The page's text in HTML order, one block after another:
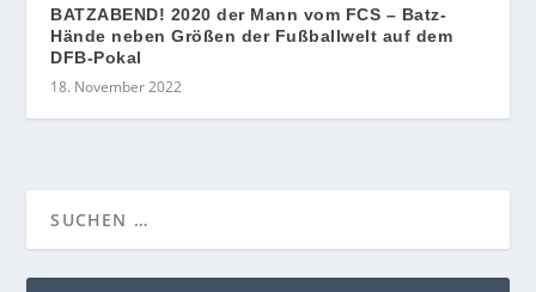
BATZABEND! 2020 der Mann vom FCS – Batz-
Hände neben Größen der Fußballwelt auf dem
DFB-Pokal
18. November 2022